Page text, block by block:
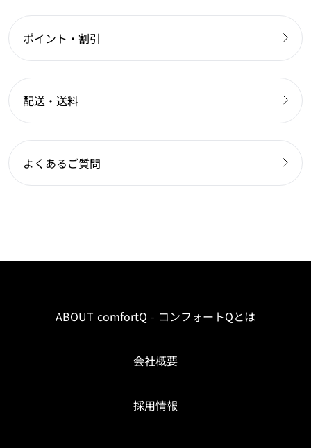
ポイント・割引
配送・送料
よくあるご質問
ABOUT comfortQ - コンフォートQとは
会社概要
採用情報